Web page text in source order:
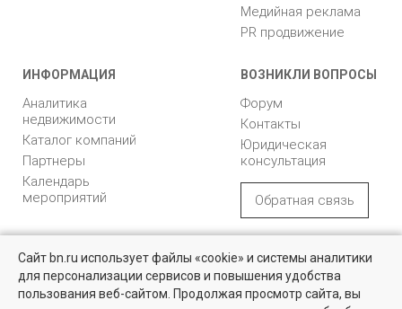
Квартиры на вторичном рынке
Более 10 тысяч квартир в Санкт-Петербурге и области от
Медийная реклама
PR продвижение
ИНФОРМАЦИЯ
Аналитика
недвижимости
Каталог компаний
Партнеры
Календарь
мероприятий
ВОЗНИКЛИ ВОПРОСЫ
Форум
Контакты
Юридическая
консультация
Обратная связь
с ограниченной
ответственностью
"Управляющая
«БН»
196105, Санкт-
Петербург, пр. Юрия
Сайт bn.ru использует файлы «cookie» и системы аналитики
для персонализации сервисов и повышения удобства
пользования веб-сайтом. Продолжая просмотр сайта, вы